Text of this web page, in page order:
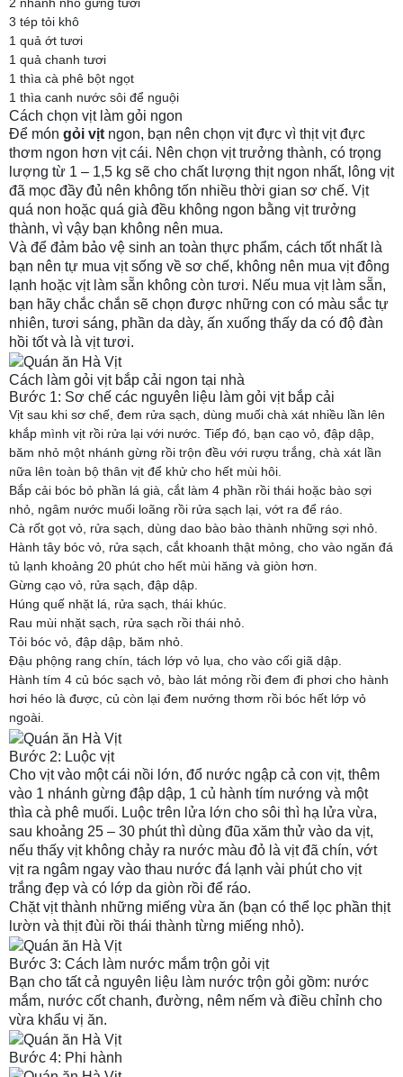
3 tép tỏi khô
1 quả ớt tươi
1 quả chanh tươi
1 thìa cà phê bột ngọt
1 thìa canh nước sôi để nguội
Cách chọn vịt làm gỏi ngon
Để món gỏi vịt ngon, bạn nên chọn vịt đực vì thịt vịt đực
thơm ngon hơn vịt cái. Nên chọn vịt trưởng thành, có trọng
lượng từ 1 – 1,5 kg sẽ cho chất lượng thịt ngon nhất, lông vịt
đã mọc đầy đủ nên không tốn nhiều thời gian sơ chế. Vịt
quá non hoặc quá già đều không ngon bằng vịt trưởng
thành, vì vậy bạn không nên mua.
Và để đảm bảo vệ sinh an toàn thực phẩm, cách tốt nhất là
bạn nên tự mua vịt sống về sơ chế, không nên mua vịt đông
lạnh hoặc vịt làm sẵn không còn tươi. Nếu mua vịt làm sẵn,
bạn hãy chắc chắn sẽ chọn được những con có màu sắc tự
nhiên, tươi sáng, phần da dày, ấn xuống thấy da có độ đàn
hồi tốt và là vịt tươi.
Cách làm gỏi vịt bắp cải ngon tại nhà
Bước 1: Sơ chế các nguyên liệu làm gỏi vịt bắp cải
Vịt sau khi sơ chế, đem rửa sạch, dùng muối chà xát nhiều lần lên
khắp mình vịt rồi rửa lại với nước. Tiếp đó, bạn cạo vỏ, đập dập,
băm nhỏ một nhánh gừng rồi trộn đều với rượu trắng, chà xát lần
nữa lên toàn bộ thân vịt để khử cho hết mùi hôi.
Bắp cải bóc bỏ phần lá già, cắt làm 4 phần rồi thái hoặc bào sợi
nhỏ, ngâm nước muối loãng rồi rửa sạch lại, vớt ra để ráo.
Cà rốt gọt vỏ, rửa sạch, dùng dao bào bào thành những sợi nhỏ.
Hành tây bóc vỏ, rửa sạch, cắt khoanh thật mỏng, cho vào ngăn đá
tủ lạnh khoảng 20 phút cho hết mùi hăng và giòn hơn.
Gừng cạo vỏ, rửa sạch, đập dập.
Húng quế nhặt lá, rửa sạch, thái khúc.
Rau mùi nhặt sạch, rửa sạch rồi thái nhỏ.
Tỏi bóc vỏ, đập dập, băm nhỏ.
Đậu phộng rang chín, tách lớp vỏ lụa, cho vào cối giã dập.
Hành tím 4 củ bóc sạch vỏ, bào lát mỏng rồi đem đi phơi cho hành
hơi héo là được, củ còn lại đem nướng thơm rồi bóc hết lớp vỏ
ngoài.
Bước 2: Luộc vịt
Cho vịt vào một cái nồi lớn, đổ nước ngập cả con vịt, thêm
vào 1 nhánh gừng đập dập, 1 củ hành tím nướng và một
thìa cà phê muối. Luộc trên lửa lớn cho sôi thì hạ lửa vừa,
sau khoảng 25 – 30 phút thì dùng đũa xăm thử vào da vịt,
nếu thấy vịt không chảy ra nước màu đỏ là vịt đã chín, vớt
vịt ra ngâm ngay vào thau nước đá lạnh vài phút cho vịt
trắng đẹp và có lớp da giòn rồi để ráo.
Chặt vịt thành những miếng vừa ăn (bạn có thể lọc phần thịt
lườn và thịt đùi rồi thái thành từng miếng nhỏ).
Bước 3: Cách làm nước mắm trộn gỏi vịt
Bạn cho tất cả nguyên liệu làm nước trộn gỏi gồm: nước
mắm, nước cốt chanh, đường, nêm nếm và điều chỉnh cho
vừa khẩu vị ăn.
Bước 4: Phi hành